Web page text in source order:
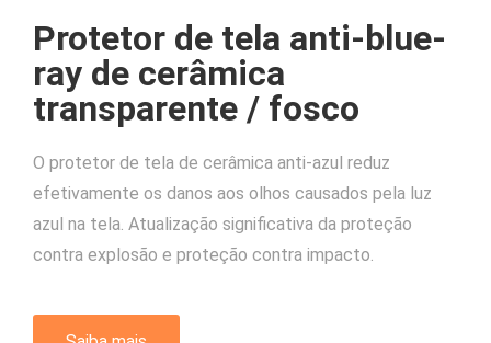
Protetor de tela anti-blue-
ray de cerâmica
transparente / fosco
O protetor de tela de cerâmica anti-azul reduz
efetivamente os danos aos olhos causados ​​pela luz
azul na tela. Atualização significativa da proteção
contra explosão e proteção contra impacto.